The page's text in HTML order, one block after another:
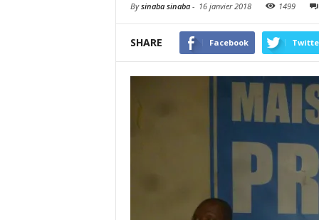
Bysinaba sinaba- 16 janvier 2018 1499
SHARE Facebook